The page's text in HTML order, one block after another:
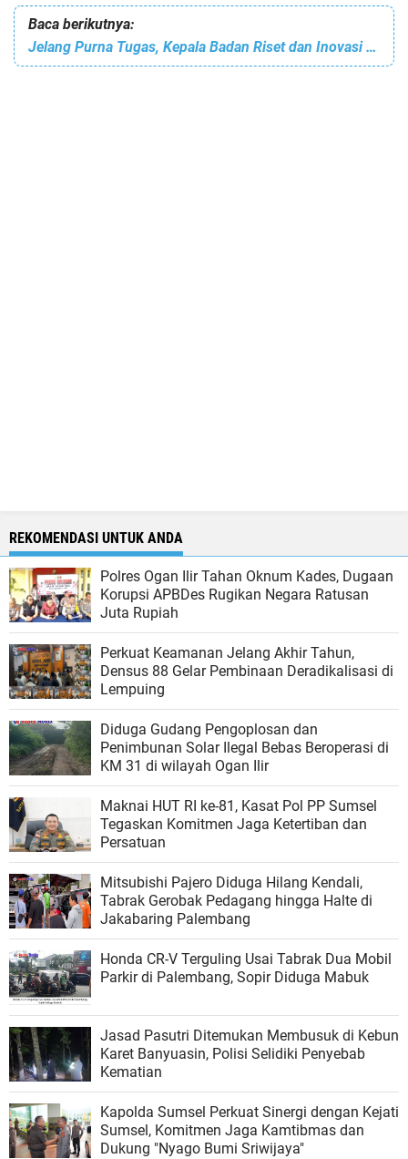
Baca berikutnya:
Jelang Purna Tugas, Kepala Badan Riset dan Inovasi Daerah, Pamit dan Tanam Bibit Alpokat di Kebun Raya Liwa.
REKOMENDASI UNTUK ANDA
Polres Ogan Ilir Tahan Oknum Kades, Dugaan
Korupsi APBDes Rugikan Negara Ratusan
Juta Rupiah
Perkuat Keamanan Jelang Akhir Tahun,
Densus 88 Gelar Pembinaan Deradikalisasi di
Lempuing
Diduga Gudang Pengoplosan dan
Penimbunan Solar Ilegal Bebas Beroperasi di
KM 31 di wilayah Ogan Ilir
Maknai HUT RI ke-81, Kasat Pol PP Sumsel
Tegaskan Komitmen Jaga Ketertiban dan
Persatuan
Mitsubishi Pajero Diduga Hilang Kendali,
Tabrak Gerobak Pedagang hingga Halte di
Jakabaring Palembang
Honda CR-V Terguling Usai Tabrak Dua Mobil
Parkir di Palembang, Sopir Diduga Mabuk
Jasad Pasutri Ditemukan Membusuk di Kebun
Karet Banyuasin, Polisi Selidiki Penyebab
Kematian
Kapolda Sumsel Perkuat Sinergi dengan Kejati
Sumsel, Komitmen Jaga Kamtibmas dan
Dukung "Nyago Bumi Sriwijaya"